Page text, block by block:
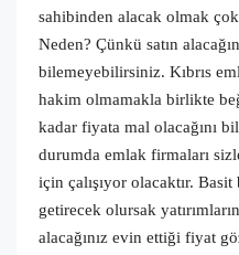
sahibinden alacak olmak
Neden? Çünkü satın
bilemeyebilirsiniz. Kıbrıs
hakim olmamakla birlikte
kadar fiyata mal olacağını
durumda emlak firmaları
için çalışıyor olacaktır.
getirecek olursak
alacağınız evin ettiği fiyat